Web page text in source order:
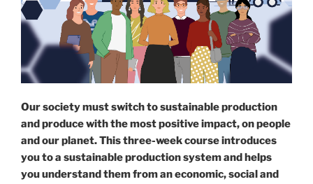
Our society must switch to sustainable production
and produce with the most positive impact, on people
and our planet. This three-week course introduces
you to a sustainable production system and helps
you understand them from an economic, social and